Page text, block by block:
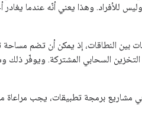
وهذا يعني أنّه عندما يغادر
بين النطاقات، إذ يمكن أن تضم
السحابي المشتركة. ويوفّر
مشاريع برمجة تطبيقات، يجب مراعاة